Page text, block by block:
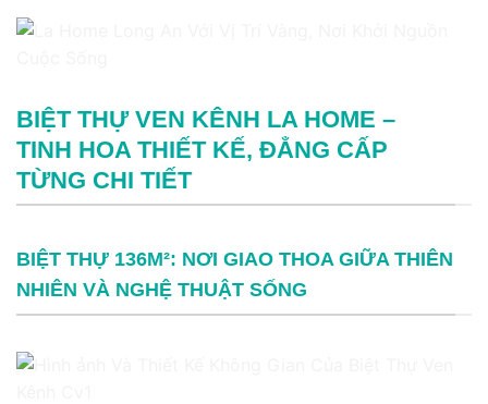
BIỆT THỰ VEN KÊNH LA HOME –
TINH HOA THIẾT KẾ, ĐẲNG CẤP
TỪNG CHI TIẾT
BIỆT THỰ 136M²: NƠI GIAO THOA GIỮA THIÊN
NHIÊN VÀ NGHỆ THUẬT SỐNG